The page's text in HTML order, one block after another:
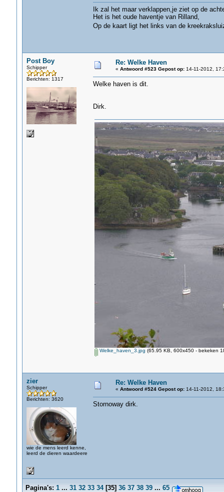
Ik zal het maar verklappen,je ziet op de
Het is het oude haventje van Rilland,
Op de kaart ligt het links van de
Post Boy
Schipper
Berichten: 1317
Re: Welke Haven
« Antwoord #523 Gepost op:14-11-2012,
Welke haven is dit.
Dirk.
Welke_haven_3.jpg (65.95 KB, 600x450 - bekeken
zier
Schipper
Berichten: 3620
wie de mens leerd kenne,
leerd de dieren waardeere
Re: Welke Haven
« Antwoord #524 Gepost op:14-11-2012,
Stornoway dirk.
Pagina's: 1 ... 31 32 33 34[35] 36 37 38 39 ... 65